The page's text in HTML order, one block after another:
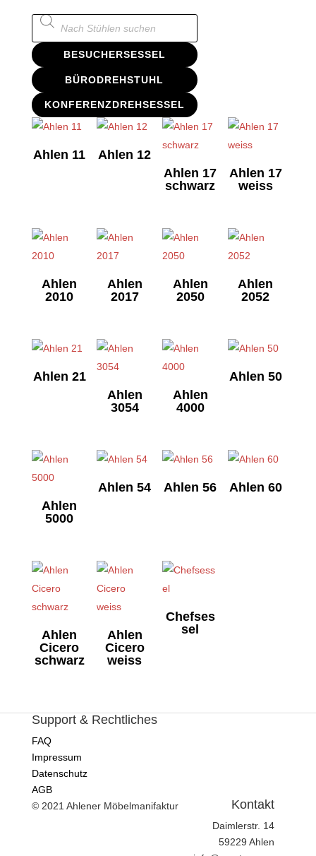
Products
search
BESUCHERSESSEL
BÜRODREHSTUHL
KONFERENZDREHSESSEL
Ahlen 11
Ahlen 12
Ahlen 17
schwarz
Ahlen 17
weiss
Ahlen
2010
Ahlen
2017
Ahlen
2050
Ahlen
2052
Ahlen 21
Ahlen
3054
Ahlen
4000
Ahlen 50
Ahlen
5000
Ahlen 54 Ahlen 56 Ahlen 60
Ahlen
Cicero
schwarz
Ahlen
Cicero
weiss
Chefses
sel
Support & Rechtliches
FAQ
Impressum
Datenschutz
AGB
© 2021 Ahlener Möbelmanifaktur
Kontakt
Daimlerstr. 14
59229 Ahlen